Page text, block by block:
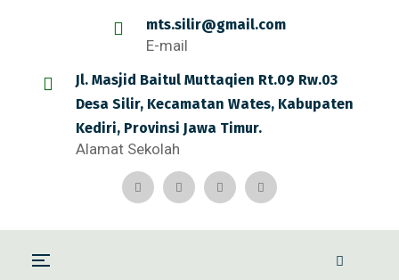
mts.silir@gmail.com
E-mail
Jl. Masjid Baitul Muttaqien Rt.09 Rw.03
Desa Silir, Kecamatan Wates, Kabupaten
Kediri, Provinsi Jawa Timur.
Alamat Sekolah